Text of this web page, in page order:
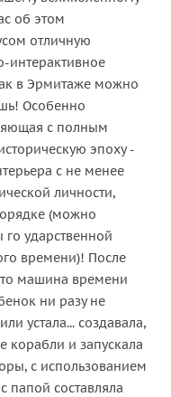
об этом
отличную
интерактивное
в Эрмитаже можно
Особенно
с полным
эпоху -
с не менее
личности,
(можно
ударственной
времени)! После
машина времени
ни разу не
устала... создавала,
корабли и запускала
с использованием
папой составляла